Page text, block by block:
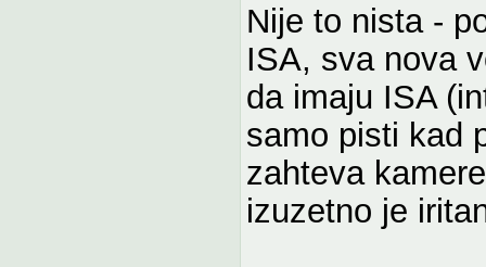
Nije to nista -
ISA, sva nova
da imaju ISA
samo pisti kad
zahteva
izuzetno je